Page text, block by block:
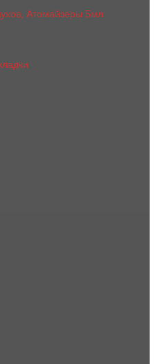
Атомайзеры 5мл